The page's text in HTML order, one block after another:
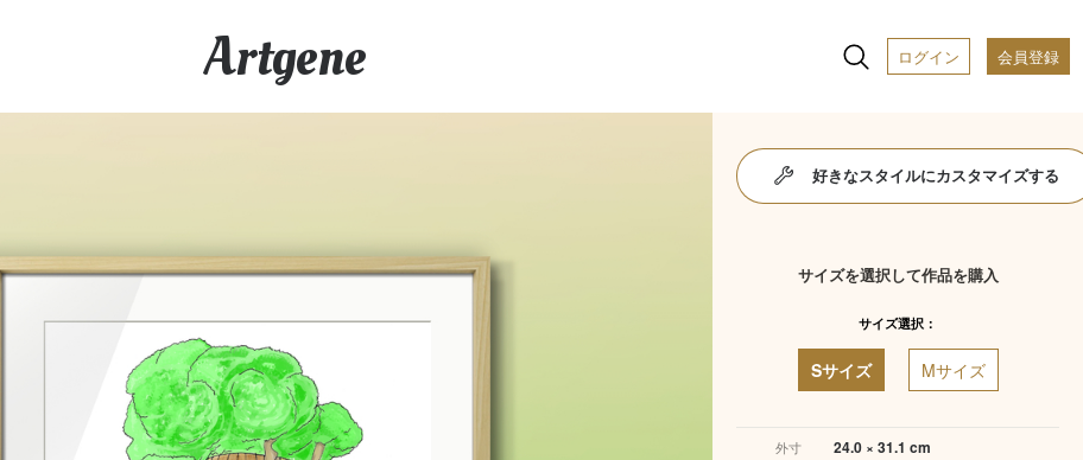
Artgene ログイン 会員登録
好きなスタイルにカスタマイズする
サイズを選択して作品を購入
サイズ選択：
Sサイズ Mサイズ
外寸 24.0 × 31.1 cm